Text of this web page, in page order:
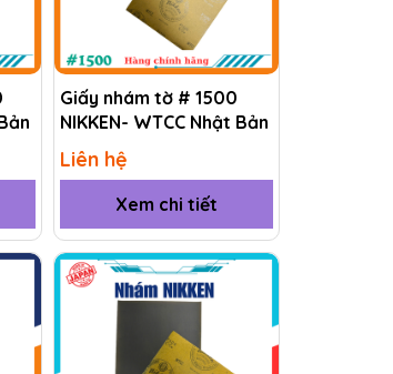
Giấy nhám tờ # 1500
NIKKEN- WTCC Nhật Bản
Liên hệ
Xem chi tiết